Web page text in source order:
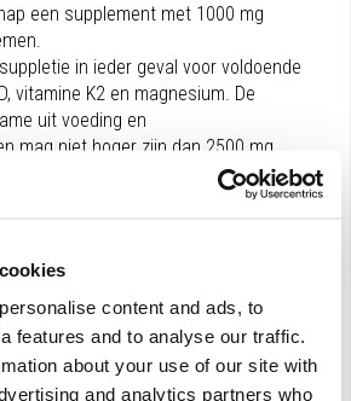
content and ads, to
features and to analyse our traffic.
about your use of our site with
and analytics partners who
een supplement met 1000 mg
in ieder geval voor voldoende
vitamine K2 en magnesium. De
uit voeding en
mag niet hoger zijn dan 2500 mg.
distributie van calcium in het lichaam
en niet in zachte weefsels zoals
verhogen de calciumbehoefte,
(carbamazepine, fenobarbital,